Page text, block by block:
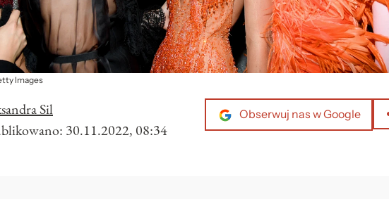
Images
Sil
30.11.2022, 08:34
Obserwuj nas w Google